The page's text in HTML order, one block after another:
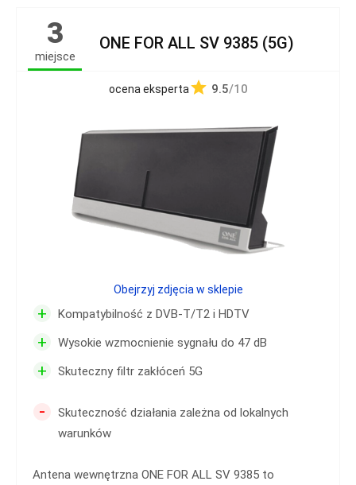
3
miejsce
ONE FOR ALL SV 9385 (5G)
ocena eksperta 9.5/10
+ Kompatybilność z DVB-T/T2 i HDTV
+ Wysokie wzmocnienie sygnału do 47 dB
+ Skuteczny filtr zakłóceń 5G
-
Skuteczność działania zależna od lokalnych
warunków
Antena wewnętrzna ONE FOR ALL SV 9385 to
Obejrzyj zdjęcia w sklepie